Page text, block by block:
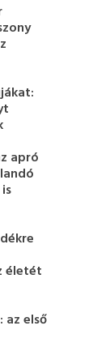
apró
életét
az első